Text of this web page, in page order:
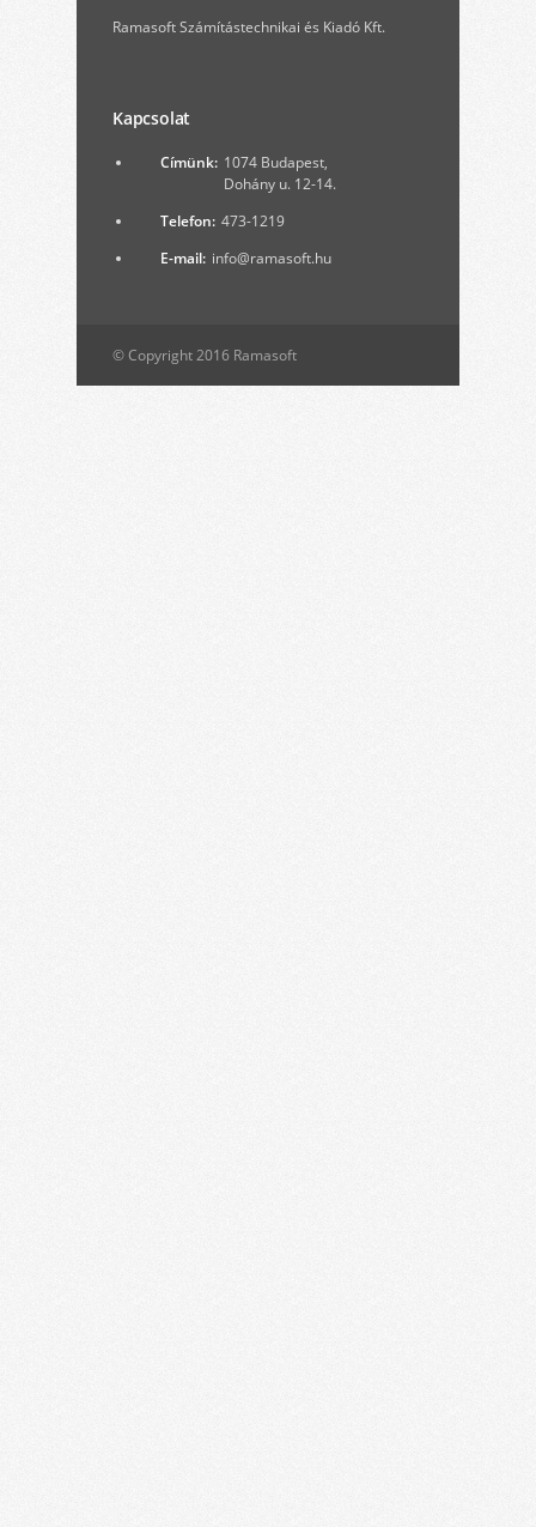
Ramasoft Számítástechnikai és Kiadó Kft.
Kapcsolat
Címünk: 1074 Budapest,
Dohány u. 12-14.
Telefon: 473-1219
E-mail: info@ramasoft.hu
© Copyright 2016 Ramasoft